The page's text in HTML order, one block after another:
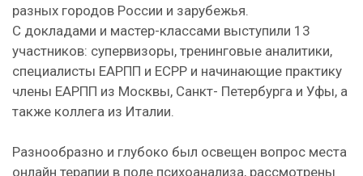
разных городов России и зарубежья.
С докладами и мастер-классами выступили 13
участников: супервизоры, тренинговые аналитики,
специалисты ЕАРПП и ЕСРР и начинающие практику
члены ЕАРПП из Москвы, Санкт- Петербурга и Уфы, а
также коллега из Италии.
Разнообразно и глубоко был освещен вопрос места
онлайн терапии в поле психоанализа, рассмотрены